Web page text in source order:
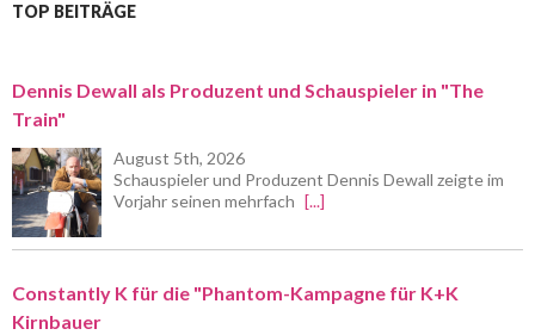
TOP BEITRÄGE
Dennis Dewall als Produzent und Schauspieler in "The
Train"
August 5th, 2026
Schauspieler und Produzent Dennis Dewall zeigte im
Vorjahr seinen mehrfach
[...]
Constantly K für die "Phantom-Kampagne für K+K
Kirnbauer